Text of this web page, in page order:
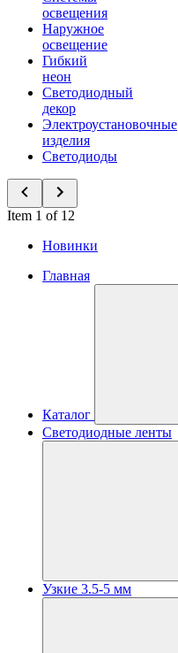
освещения
Наружное
освещение
Гибкий
неон
Светодиодный
декор
Электроустановочные
изделия
Светодиоды
Item 1 of 12
Новинки
Главная
Каталог
Светодиодные ленты
Узкие 3.5-5 мм